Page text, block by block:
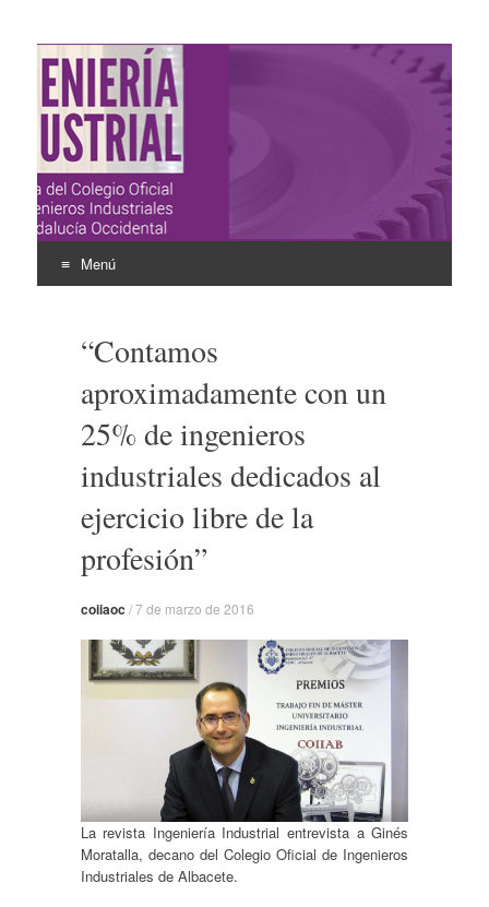
Ingeniería Industrial
Revista del Colegio Oficial de Ingenieros Industriales de
Andalucía Occidental
Menú
contenido“Contamos
aproximadamente con un
25% de ingenieros
industriales dedicados al
ejercicio libre de la
profesión”
coiiaoc /7 de marzo de 2016
La revista Ingeniería Industrial entrevista a Ginés
Moratalla, decano del Colegio Oficial de Ingenieros
Industriales de Albacete.